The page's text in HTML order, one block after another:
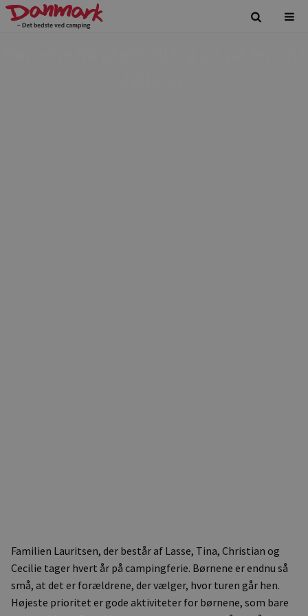
Familien Lauritsen, der består af Lasse, Tina, Christian og
Cecilie tager hvert år på campingferie. Børnene er endnu så
små, at det er forældrene, der vælger, hvor turen går hen.
Højeste prioritet er gode aktiviteter for børnene, som bare